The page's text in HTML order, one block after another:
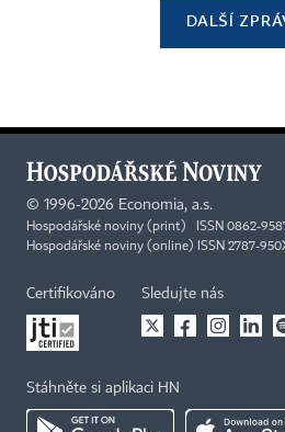
DALŠÍ
© 1996-2026 Economia, a.s.
Hospodářské noviny (print) ISSN 0862-
Hospodářské noviny (online) ISSN 2787-
Certifikováno Sledujte nás
Stáhněte si aplikaci HN